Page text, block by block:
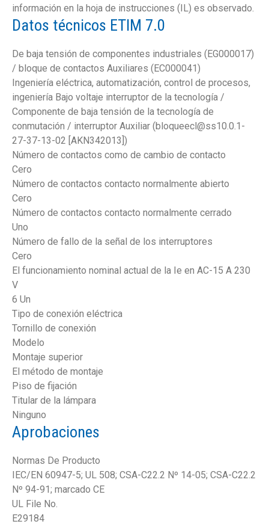
información en la hoja de instrucciones (IL) es observado.
Datos técnicos ETIM 7.0
De baja tensión de componentes industriales (EG000017)
/ bloque de contactos Auxiliares (EC000041)
Ingeniería eléctrica, automatización, control de procesos,
ingeniería Bajo voltaje interruptor de la tecnología /
Componente de baja tensión de la tecnología de
conmutación / interruptor Auxiliar (bloqueecl@ss10.0.1-
27-37-13-02 [AKN342013])
Número de contactos como de cambio de contacto
Cero
Número de contactos contacto normalmente abierto
Cero
Número de contactos contacto normalmente cerrado
Uno
Número de fallo de la señal de los interruptores
Cero
El funcionamiento nominal actual de la Ie en AC-15 A 230
V
6 Un
Tipo de conexión eléctrica
Tornillo de conexión
Modelo
Montaje superior
El método de montaje
Piso de fijación
Titular de la lámpara
Ninguno
Aprobaciones
Normas De Producto
IEC/EN 60947-5; UL 508; CSA-C22.2 Nº 14-05; CSA-C22.2
Nº 94-91; marcado CE
UL File No.
E29184